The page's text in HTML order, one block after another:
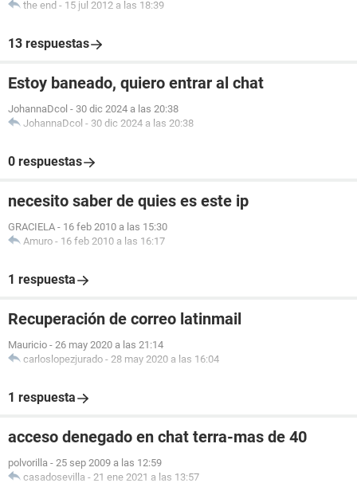
the end - 15 jul 2012 a las 18:39
13 respuestas
Estoy baneado, quiero entrar al chat
JohannaDcol - 30 dic 2024 a las 20:38
JohannaDcol - 30 dic 2024 a las 20:38
0 respuestas
necesito saber de quies es este ip
GRACIELA - 16 feb 2010 a las 15:30
Amuro - 16 feb 2010 a las 16:17
1 respuesta
Recuperación de correo latinmail
Mauricio - 26 may 2020 a las 21:14
carloslopezjurado - 28 may 2020 a las 16:04
1 respuesta
acceso denegado en chat terra-mas de 40
polvorilla - 25 sep 2009 a las 12:59
casadosevilla - 21 ene 2021 a las 13:57